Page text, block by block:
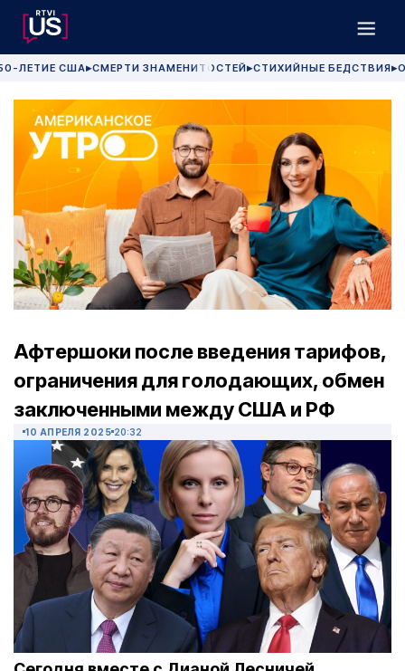
ЛЕТИЕ США▶СМЕРТИ ЗНАМЕНИТОСТЕЙ▶СТИХИЙНЫЕ БЕДСТВИЯ▶
Афтершоки после введения тарифов,
ограничения для голодающих, обмен
заключенными между США и РФ
10 АПРЕЛЯ 2025 20:32